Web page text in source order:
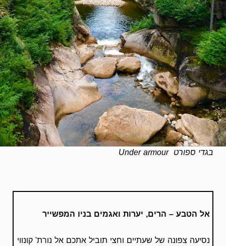
בגדי ספורט Under armour
אל הטבע –הרים, יערות ואגמים בניו המפשייר
נסיעה צפונה של שעתיים וחצי תוביל אתכם אל נורת' קונווי